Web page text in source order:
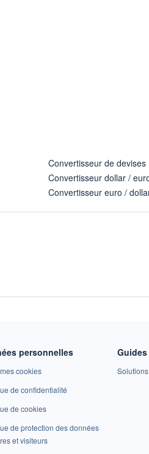
Convertisseur de devises
Convertisseur dollar /
Convertisseur euro /
personnelles
cookies
de confidentialité
de cookies
de protection des données
et visiteurs